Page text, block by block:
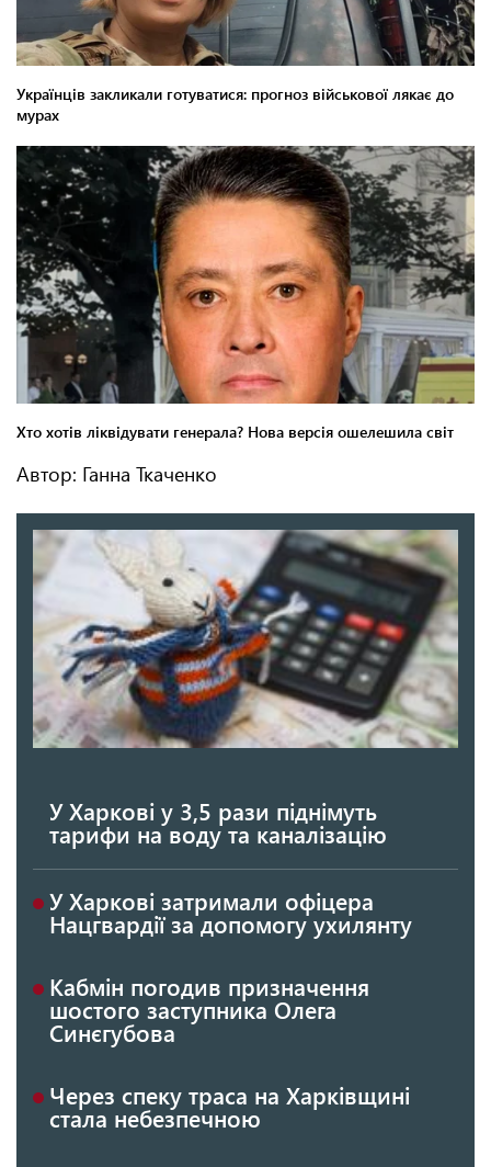
Автор: Ганна Ткаченко
У Харкові у 3,5 рази піднімуть
тарифи на воду та каналізацію
У Харкові затримали офіцера
Нацгвардії за допомогу ухилянту
Кабмін погодив призначення
шостого заступника Олега
Синєгубова
Через спеку траса на Харківщині
стала небезпечною